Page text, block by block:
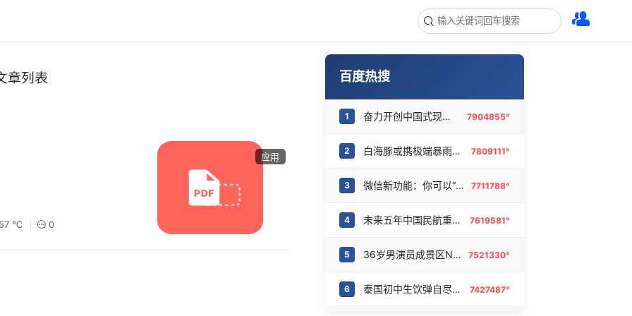
章列表
应用
℃ 0
百度热搜
1 奋力开创中国式现代化建设新局面 7904855°
2 白海豚或携极端暴雨重创东部多省市 7809111°
3 微信新功能：你可以“撤回”你的撤回 7711788°
4 未来五年中国民航重磅规划出炉 7619581°
5 36岁男演员成景区NPC后人气爆棚 7521330°
6 泰国初中生饮弹自尽前开了26枪 7427487°